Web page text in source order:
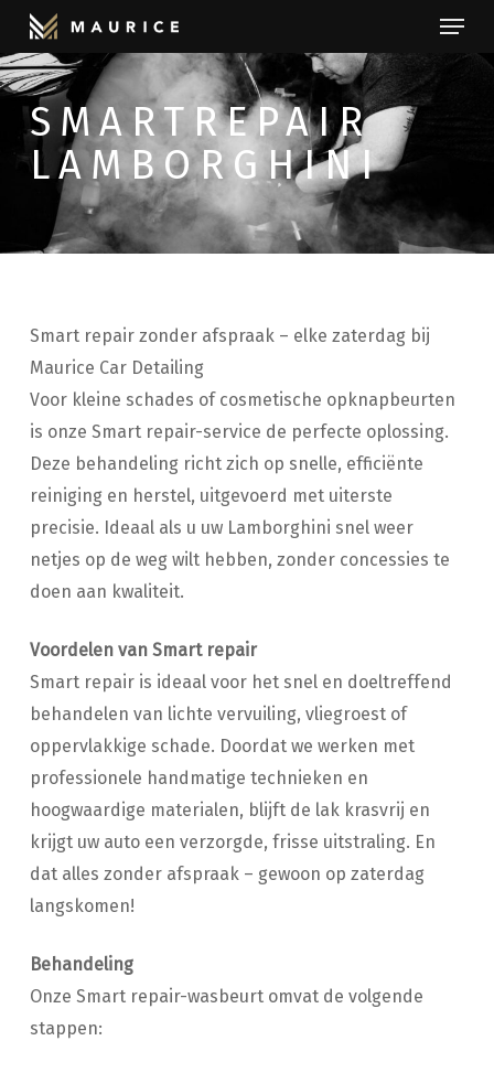
Skip
main
content
Menu
SMARTREPAIR
LAMBORGHINI
Smart repair zonder afspraak – elke zaterdag bij
Maurice Car Detailing
Voor kleine schades of cosmetische opknapbeurten
is onze Smart repair-service de perfecte oplossing.
Deze behandeling richt zich op snelle, efficiënte
reiniging en herstel, uitgevoerd met uiterste
precisie. Ideaal als u uw Lamborghini snel weer
netjes op de weg wilt hebben, zonder concessies te
doen aan kwaliteit.
Voordelen van Smart repair
Smart repair is ideaal voor het snel en doeltreffend
behandelen van lichte vervuiling, vliegroest of
oppervlakkige schade. Doordat we werken met
professionele handmatige technieken en
hoogwaardige materialen, blijft de lak krasvrij en
krijgt uw auto een verzorgde, frisse uitstraling. En
dat alles zonder afspraak – gewoon op zaterdag
langskomen!
Behandeling
Onze Smart repair-wasbeurt omvat de volgende
stappen: